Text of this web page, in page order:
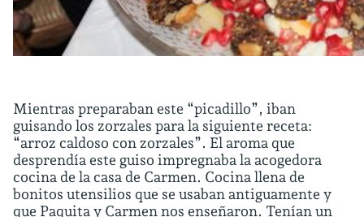
Mientras preparaban este “picadillo”, iban
guisando los zorzales para la siguiente receta:
“arroz caldoso con zorzales”. El aroma que
desprendía este guiso impregnaba la acogedora
cocina de la casa de Carmen. Cocina llena de
bonitos utensilios que se usaban antiguamente y
que Paquita y Carmen nos enseñaron. Tenían un